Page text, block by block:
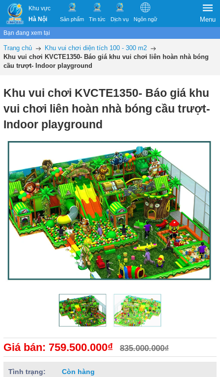
Khu vực
Hà Nội
Sản phẩm Tin tức Dịch vụ Ngôn ngữ Menu
Bạn đang xem tại
Trang chủ
Khu vui chơi diện tích 100 - 300 m2
Khu vui chơi KVCTE1350- Báo giá khu vui chơi liên hoàn nhà bóng
cầu trượt- Indoor playground
Khu vui chơi KVCTE1350- Báo giá khu
vui chơi liên hoàn nhà bóng cầu trượt-
Indoor playground
Giá bán: 759.500.000₫ 835.000.000₫
Tình trạng:
Còn hàng